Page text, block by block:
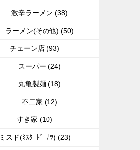
激辛ラーメン (38)
ラーメン(その他) (50)
チェーン店 (93)
スーパー (24)
丸亀製麺 (18)
不二家 (12)
すき家 (10)
ミスド(ﾐｽﾀｰﾄﾞｰﾅﾂ) (23)